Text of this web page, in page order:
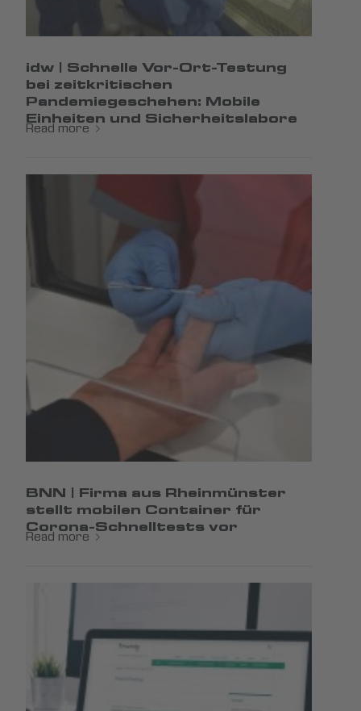
idw | Schnelle Vor-Ort-Testung
bei zeitkritischen
Pandemiegeschehen: Mobile
Einheiten und Sicherheitslabore
Read more
BNN | Firma aus Rheinmünster
stellt mobilen Container für
Corona-Schnelltests vor
Read more